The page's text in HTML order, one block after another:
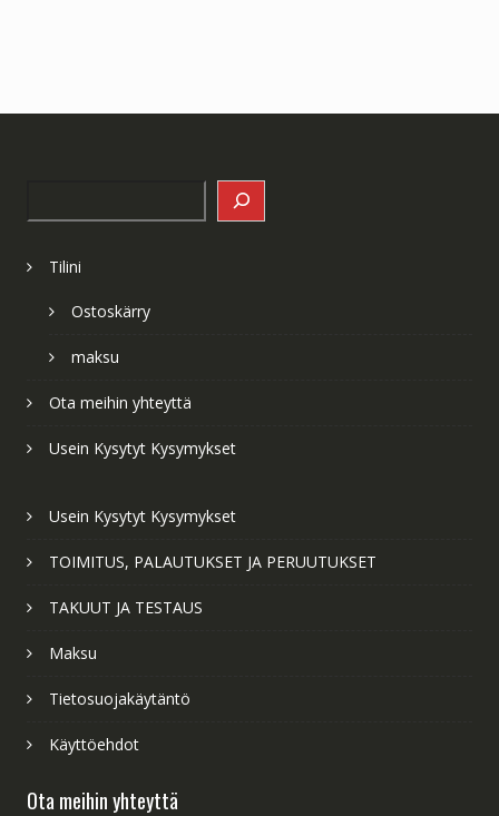
Tilini
Ostoskärry
maksu
Ota meihin yhteyttä
Usein Kysytyt Kysymykset
Usein Kysytyt Kysymykset
TOIMITUS, PALAUTUKSET JA PERUUTUKSET
TAKUUT JA TESTAUS
Maksu
Tietosuojakäytäntö
Käyttöehdot
Ota meihin yhteyttä